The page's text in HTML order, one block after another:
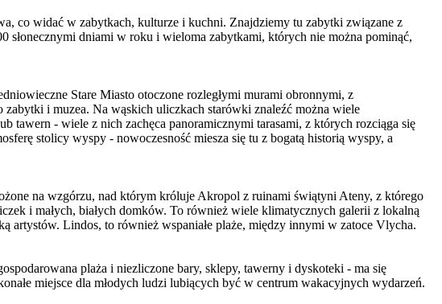
co widać w zabytkach, kulturze i kuchni. Znajdziemy tu zabytki związane z
dniami w roku i wieloma zabytkami, których nie można pominąć,
Stare Miasto otoczone rozległymi murami obronnymi, z
i muzea. Na wąskich uliczkach starówki znaleźć można wiele
tawern - wiele z nich zachęca panoramicznymi tarasami, z których rozciąga się
stolicy wyspy - nowoczesność miesza się tu z bogatą historią wyspy, a
na wzgórzu, nad którym króluje Akropol z ruinami świątyni Ateny, z którego
i małych, białych domków. To również wiele klimatycznych galerii z lokalną
artystów. Lindos, to również wspaniałe plaże, między innymi w zatoce Vlycha.
plaża i niezliczone bary, sklepy, tawerny i dyskoteki - ma się
miejsce dla młodych ludzi lubiących być w centrum wakacyjnych wydarzeń.